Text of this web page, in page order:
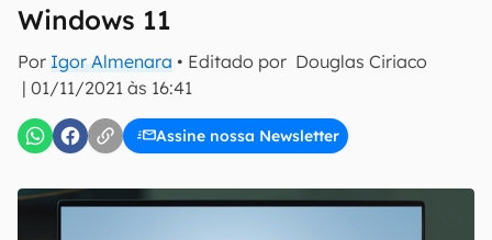
Windows 11
Por Igor Almenara • Editado por Douglas Ciriaco
| 01/11/2021 às 16:41
Assine nossa Newsletter
E-mail
Uso e Política de Privacidade do Canaltech.